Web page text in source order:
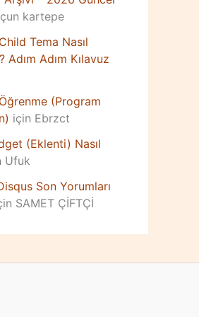
kartepe
Tema Nasıl
Adım Adım Kılavuz
(Program
için Ebrzct
(Eklenti) Nasıl
Ufuk
Son Yorumları
SAMET ÇİFTÇİ